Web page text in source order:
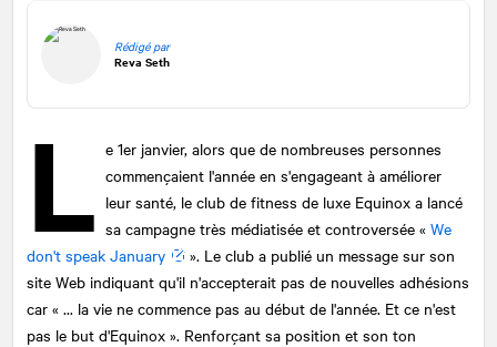
Rédigé par
Reva Seth
L e 1er janvier, alors que de nombreuses personnes
commençaient l'année en s'engageant à améliorer
leur santé, le club de fitness de luxe Equinox a lancé
sa campagne très médiatisée et controversée «We
don't speak January
». Le club a publié un message sur son
site Web indiquant qu'il n'accepterait pas de nouvelles adhésions
car « ... la vie ne commence pas au début de l'année. Et ce n'est
pas le but d'Equinox ». Renforçant sa position et son ton